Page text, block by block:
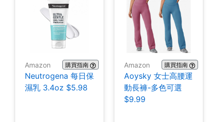
Amazon 購買指南
Neutrogena 每日保
濕乳 3.4oz $5.98
Amazon 購買指南
Aoysky 女士高腰運
動長褲-多色可選
$9.99